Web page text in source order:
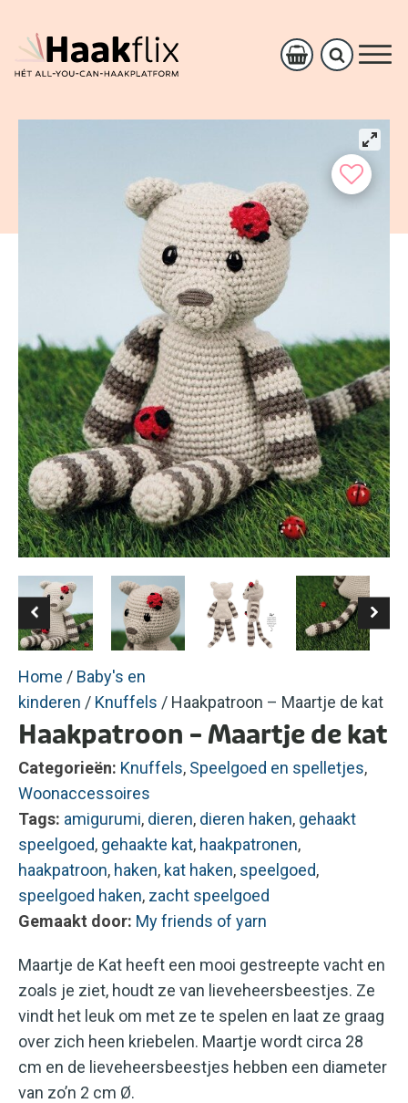
Home / Baby's en
kinderen / Knuffels / Haakpatroon – Maartje de kat
Haakpatroon – Maartje de kat
Categorieën: Knuffels, Speelgoed en spelletjes,
Woonaccessoires
Tags: amigurumi, dieren, dieren haken, gehaakt
speelgoed, gehaakte kat, haakpatronen,
haakpatroon, haken, kat haken, speelgoed,
speelgoed haken, zacht speelgoed
Gemaakt door: My friends of yarn
Maartje de Kat heeft een mooi gestreepte vacht en
zoals je ziet, houdt ze van lieveheersbeestjes. Ze
vindt het leuk om met ze te spelen en laat ze graag
over zich heen kriebelen. Maartje wordt circa 28
cm en de lieveheersbeestjes hebben een diameter
van zo’n 2 cm Ø.